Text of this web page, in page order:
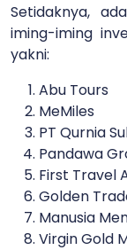
Setidaknya,
iming-iming
yakni:
Abu Tours
MeMiles
PT Qurnia
Pandawa
First Travel
Golden
Manusia
Virgin Gold